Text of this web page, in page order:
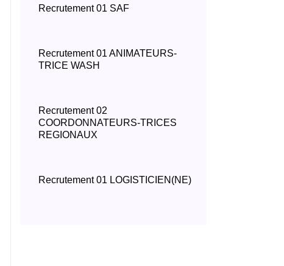
Recrutement 01 SAF
Recrutement 01 ANIMATEURS-
TRICE WASH
Recrutement 02
COORDONNATEURS-TRICES
REGIONAUX
Recrutement 01 LOGISTICIEN(NE)